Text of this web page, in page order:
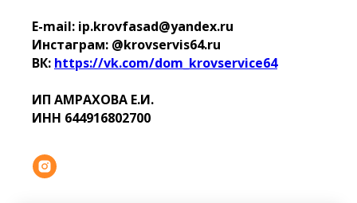
E-mail: ip.krovfasad@yandex.ru
Инстаграм: @krovservis64.ru
ВК: https://vk.com/dom_krovservice64
ИП АМРАХОВА Е.И.
ИНН 644916802700